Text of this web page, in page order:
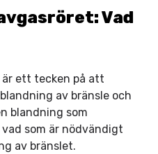
Vad
ett tecken på att
av bränsle och
blandning som
som är nödvändigt
av bränslet.